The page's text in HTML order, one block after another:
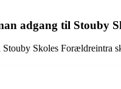
adgang til Stouby
Stouby Skoles Forældreintra